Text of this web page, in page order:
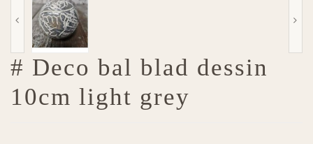
# Deco bal blad dessin
10cm light grey